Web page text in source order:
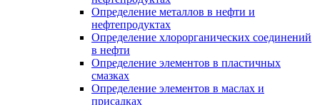
Определение металлов в нефти и
нефтепродуктах
Определение хлорорганических соединений
в нефти
Определение элементов в пластичных
смазках
Определение элементов в маслах и
присадках